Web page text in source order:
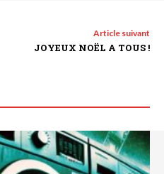
Article suivant
JOYEUX NOËL A TOUS !